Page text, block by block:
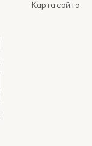
Карта сайта